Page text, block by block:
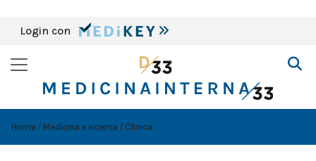
Login con
Home Medicina e ricerca Clinica